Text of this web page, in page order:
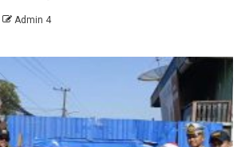
Admin 4